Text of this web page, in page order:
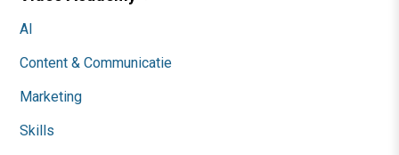
AI
Content & Communicatie
Marketing
Skills